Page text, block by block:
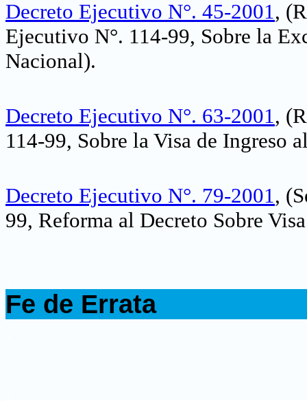
Decreto Ejecutivo N°. 45-2001,
Ejecutivo N°. 114-99, Sobre la
Nacional).
Decreto Ejecutivo N°. 63-2001,
114-99, Sobre la Visa de Ingreso
Decreto Ejecutivo N°. 79-2001,
99, Reforma al Decreto Sobre
Fe de Errata